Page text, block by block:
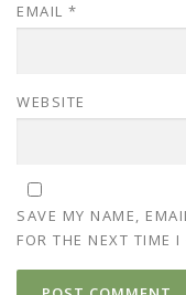
EMAIL *
WEBSITE
SAVE MY NAME,
FOR THE NEXT TIME